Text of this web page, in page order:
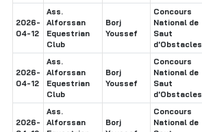
2026-
04-12
Ass.
Alforssan
Equestrian
Club
Borj
Youssef
Concours
National de
Saut
d'Obstacles
2026-
04-12
Ass.
Alforssan
Equestrian
Club
Borj
Youssef
Concours
National de
Saut
d'Obstacles
2026-
Ass.
Alforssan
Borj
Concours
National de